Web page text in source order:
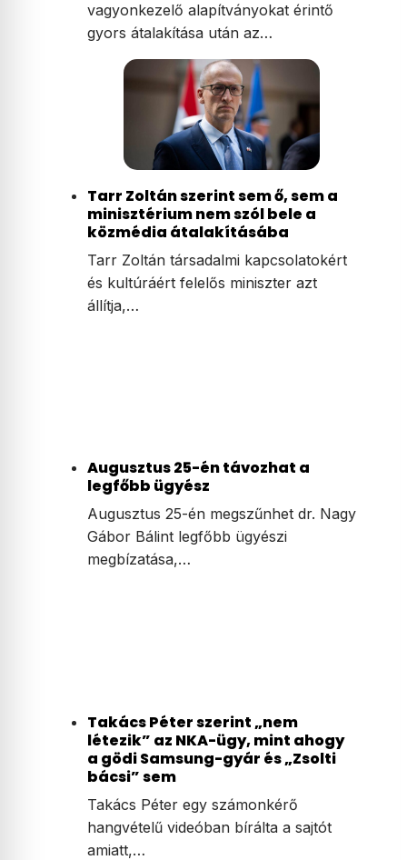
vagyonkezelő alapítványokat érintő
gyors átalakítása után az…
Tarr Zoltán szerint sem ő, sem a
minisztérium nem szól bele a
közmédia átalakításába
Tarr Zoltán társadalmi kapcsolatokért
és kultúráért felelős miniszter azt
állítja,…
Augusztus 25-én távozhat a
legfőbb ügyész
Augusztus 25-én megszűnhet dr. Nagy
Gábor Bálint legfőbb ügyészi
megbízatása,…
Takács Péter szerint „nem
létezik” az NKA-ügy, mint ahogy
a gödi Samsung-gyár és „Zsolti
bácsi” sem
Takács Péter egy számonkérő
hangvételű videóban bírálta a sajtót
amiatt,…